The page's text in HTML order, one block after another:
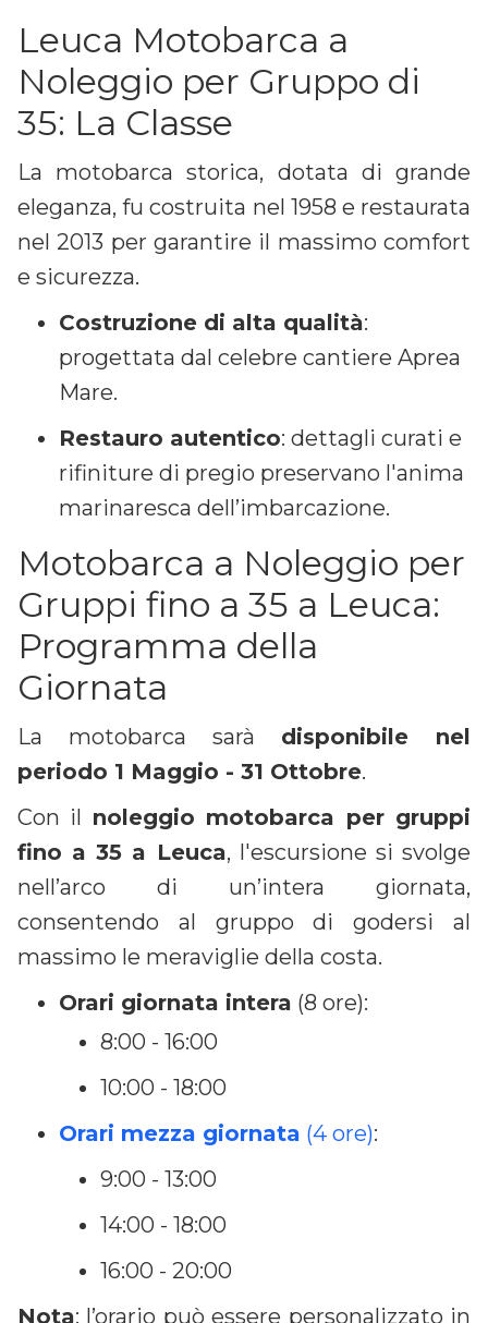
Leuca Motobarca a
Noleggio per Gruppo di
35: La Classe
La motobarca storica, dotata di grande
eleganza, fu costruita nel 1958 e restaurata
nel 2013 per garantire il massimo comfort
e sicurezza.
Costruzione di alta qualità:
progettata dal celebre cantiere Aprea
Mare.
Restauro autentico: dettagli curati e
rifiniture di pregio preservano l'anima
marinaresca dell’imbarcazione.
Motobarca a Noleggio per
Gruppi fino a 35 a Leuca:
Programma della
Giornata
La motobarca sarà disponibile nel
periodo 1 Maggio - 31 Ottobre.
Con il noleggio motobarca per gruppi
fino a 35 a Leuca, l'escursione si svolge
nell’arco di un’intera giornata,
consentendo al gruppo di godersi al
massimo le meraviglie della costa.
Orari giornata intera (8 ore):
8:00 - 16:00
10:00 - 18:00
Orari mezza giornata (4 ore):
9:00 - 13:00
14:00 - 18:00
16:00 - 20:00
Nota: l’orario può essere personalizzato in